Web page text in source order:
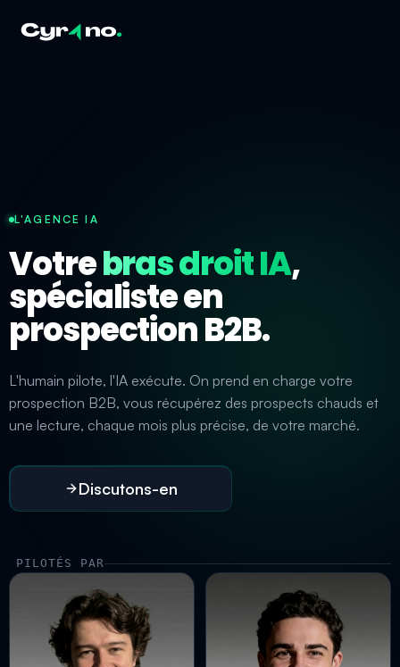
L'AGENCE IA
Votrebras droit IA,
spécialiste en
prospection B2B.
L'humain pilote, l'IA exécute. On prend en charge votre
prospection B2B, vous récupérez des prospects chauds et
une lecture, chaque mois plus précise, de votre marché.
Discutons-en
PILOTÉS PAR